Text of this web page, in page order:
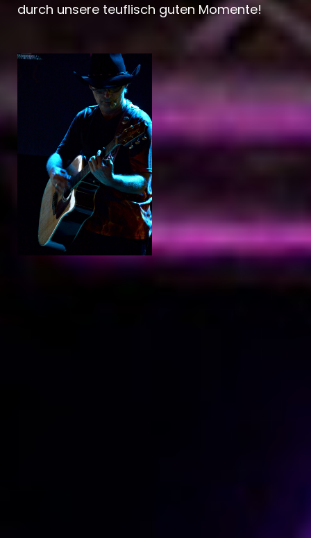
durch unsere teuflisch guten Momente!